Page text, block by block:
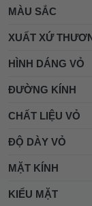
MÀU SẮC
XUẤT XỨ
HÌNH DÁNG VỎ
ĐƯỜNG KÍNH
CHẤT LIỆU VỎ
ĐỘ DÀY VỎ
MẶT KÍNH
KIỂU MẶT